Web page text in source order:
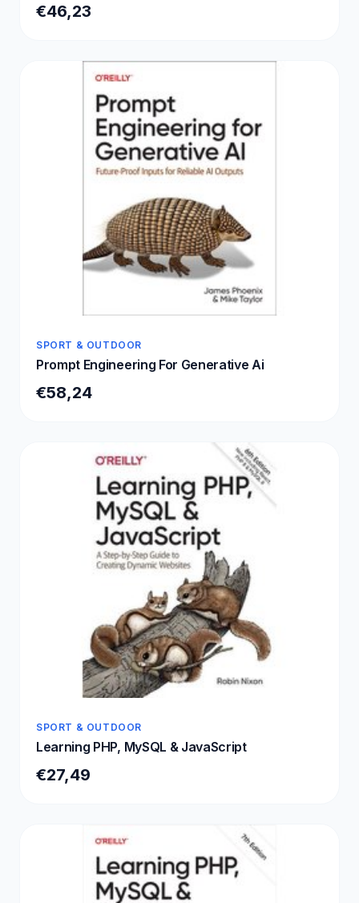
€46,23
SPORT & OUTDOOR
Prompt Engineering For Generative Ai
€58,24
SPORT & OUTDOOR
Learning PHP, MySQL & JavaScript
€27,49